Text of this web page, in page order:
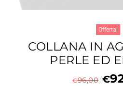
Offerta!
COLLANA IN
PERLE ED
€96,00 €